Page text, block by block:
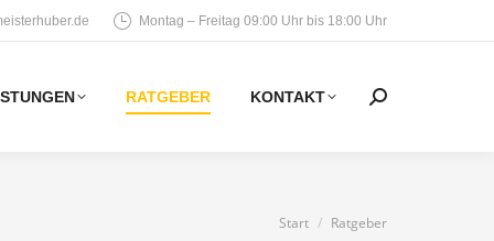
Montag – Freitag 09:00 Uhr bis 18:00 Uhr
RATGEBER KONTAKT Search:
Sie befinden sich
Start Ratgeber